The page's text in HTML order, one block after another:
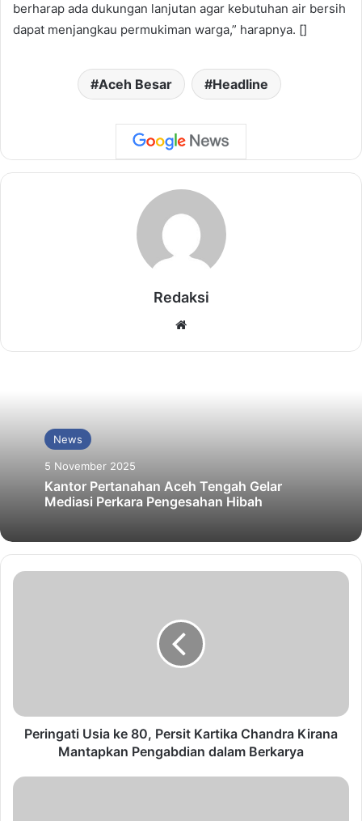
berharap ada dukungan lanjutan agar kebutuhan air bersih
dapat menjangkau permukiman warga,” harapnya. []
Aceh Besar Headline
Redaksi
News
5 November 2025
Kantor Pertanahan Aceh Tengah Gelar
Mediasi Perkara Pengesahan Hibah
Peringati Usia ke 80, Persit Kartika Chandra Kirana
Mantapkan Pengabdian dalam Berkarya